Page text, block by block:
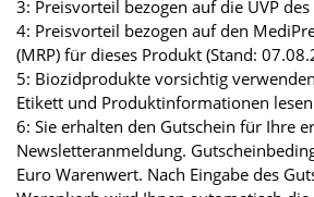
3: Preisvorteil bezogen auf die UVP
4: Preisvorteil bezogen auf den
(MRP) für dieses Produkt (Stand:
5: Biozidprodukte vorsichtig
Etikett und Produktinformationen
6: Sie erhalten den Gutschein für Ihre
Newsletteranmeldung.
Euro Warenwert. Nach Eingabe des